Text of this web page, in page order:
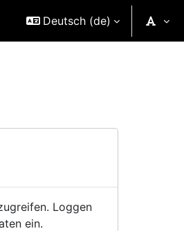
Deutsch ‎(de)‎
Loggen
ein.